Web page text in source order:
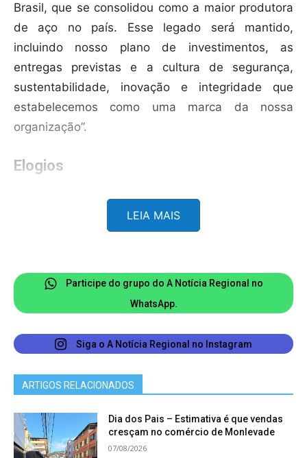
Brasil, que se consolidou como a maior produtora
de aço no país. Esse legado será mantido,
incluindo nosso plano de investimentos, as
entregas previstas e a cultura de segurança,
sustentabilidade, inovação e integridade que
estabelecemos como uma marca da nossa
organização”.
Elogios
Em sua gestão, informa a ArcelorMittal, Jefferson
de Paula “impulsionou a evolução da empresa ao
Liderou o maior programa de investimentos da
indústria do aço no país, priorizou o
desenvolvimento das equipes, elevou os padrões
de segurança a índices considerados referência
em outras operações do grupo e no setor e
manteve um compromisso constante com
inovação e com a sustentabilidade”.
O presidente executivo do Grupo ArcelorMittal,
Lakshmi Mittal, elogiou a trajetória do presidente
LEIA MAIS
Participe do grupo do A Notícia Regional no
WhatsApp.
Siga o A Notícia Regional no Instagram
ARTIGOS RELACIONADOS
Dia dos Pais – Estimativa é que vendas
cresçam no comércio de Monlevade
07/08/2026